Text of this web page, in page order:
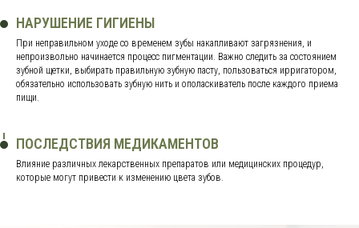
НАРУШЕНИЕ ГИГИЕНЫ
При неправильном уходе со временем зубы накапливают загрязнения, и
непроизвольно начинается процесс пигментации. Важно следить за состоянием
зубной щетки, выбирать правильную зубную пасту, пользоваться ирригатором,
обязательно использовать зубную нить и ополаскиватель после каждого приема
пищи.
ПОСЛЕДСТВИЯ МЕДИКАМЕНТОВ
Влияние различных лекарственных препаратов или медицинских процедур,
которые могут привести к изменению цвета зубов.